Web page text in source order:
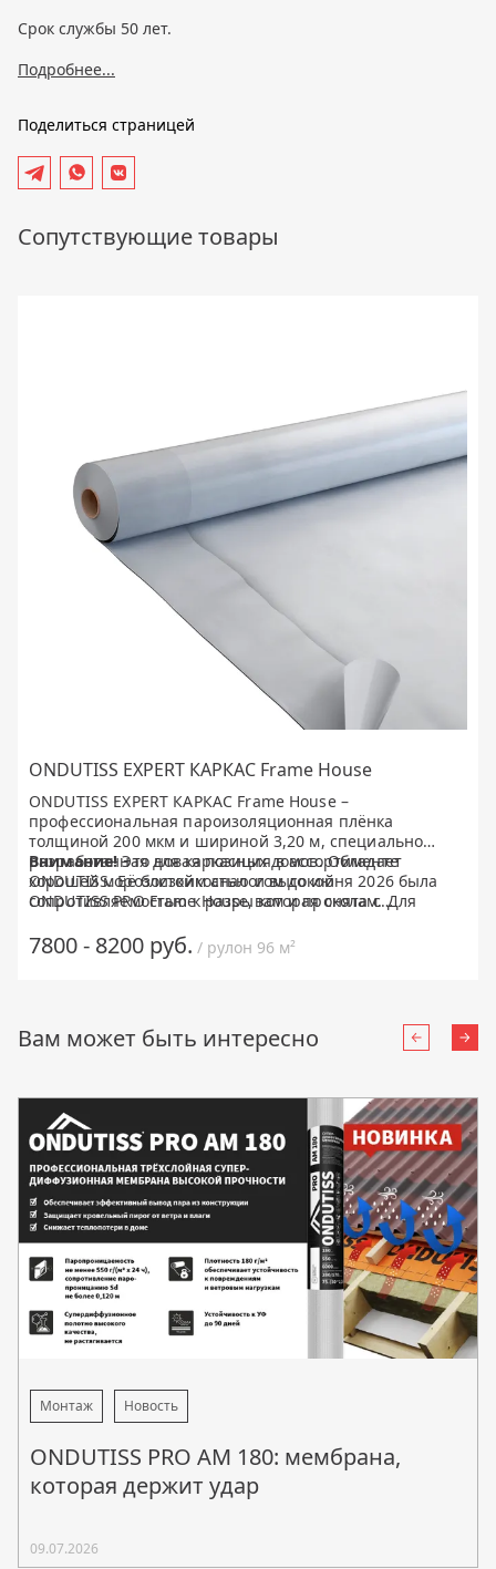
Срок службы 50 лет.
Подробнее...
Поделиться страницей
Сопутствующие товары
ONDUTISS EXPERT КАРКАС Frame House
ONDUTISS EXPERT КАРКАС Frame House –
профессиональная пароизоляционная плёнка
толщиной 200 мкм и шириной 3,20 м, специально
разработанная для каркасных домов. Обладает
хорошей морозостойкостью и высокой
сопротивляемостью к разрывам и проколам. Для
Внимание!Это новая позиция в ассортименте
ONDUTISS. Её близким аналогом до июня 2026 была
ONDUTISS PRO Frame House, которая снята с
7800 - 8200 руб. / рулон 96 м²
Вам может быть интересно Назад
Монтаж Новость
ONDUTISS PRO AM 180: мембрана,
которая держит удар
09.07.2026